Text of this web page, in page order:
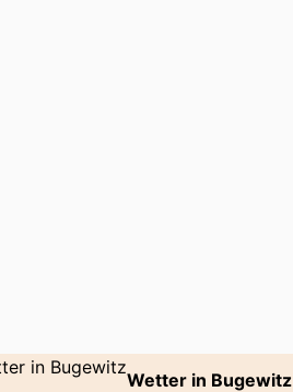
Wetter in Bugewitz